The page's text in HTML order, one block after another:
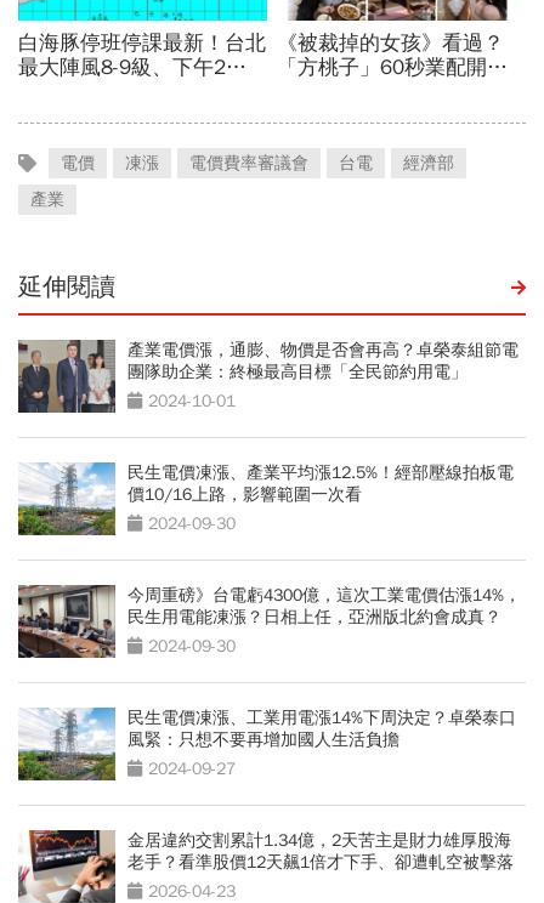
電價 凍漲 電價費率審議會 台電
經濟部
產業
延伸閱讀
產業電價漲，通膨、物價是否會再高？卓榮泰組節電
團隊助企業：終極最高目標「全民節約用電」
2024-10-01
民生電價凍漲、產業平均漲12.5%！經部壓線拍板電
價10/16上路，影響範圍一次看
2024-09-30
今周重磅》台電虧4300億，這次工業電價估漲14%，
民生用電能凍漲？日相上任，亞洲版北約會成真？
2024-09-30
民生電價凍漲、工業用電漲14%下周決定？卓榮泰口
風緊：只想不要再增加國人生活負擔
2024-09-27
金居違約交割累計1.34億，2天苦主是財力雄厚股海
老手？看準股價12天飆1倍才下手、卻遭軋空被擊落
2026-04-23